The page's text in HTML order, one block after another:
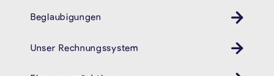
Beglaubigungen
Unser Rechnungssystem